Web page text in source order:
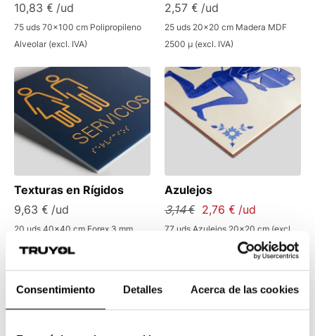
Consentimiento Detalles Acerca de las cookies
10,83 € /ud
75 uds 70x100 cm Polipropileno
Alveolar (excl. IVA)
2,57 € /ud
25 uds 20x20 cm Madera MDF
2500 µ (excl. IVA)
Texturas en Rígidos
9,63 € /ud
20 uds 40x40 cm Forex 3 mm
(excl. IVA)
Azulejos
3,14 € 2,76 € /ud
77 uds Azulejos 20x20 cm (excl.
¿Qué aplicaciones ofrece la impresión sobre